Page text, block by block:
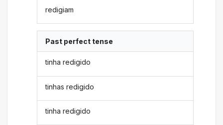
redigiam
Past perfect tense
tinha redigido
tinhas redigido
tinha redigido